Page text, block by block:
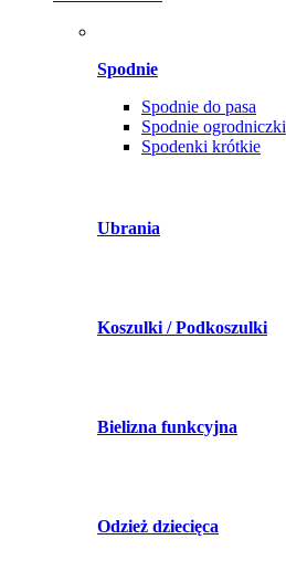
Spodnie
Spodnie do pasa
Spodnie ogrodniczki
Spodenki krótkie
Ubrania
Koszulki / Podkoszulki
Bielizna funkcyjna
Odzież dziecięca